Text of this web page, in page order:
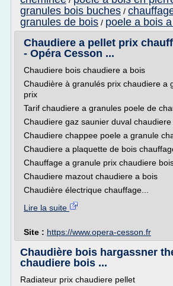
granules bois buches /
granules de bois / poele a bois
Chaudiere a pellet prix
- Opéra Cesson ...
Chaudiere bois chaudiere a bois
Chaudière à granulés prix chaudiere a
prix
Tarif chaudiere a granules poele de
Chaudiere gaz saunier duval
Chaudiere chappee poele a granule
Chaudiere a plaquette de bois
Chauffage a granule prix chaudiere
Chaudiere mazout chaudiere a bois
Chaudière électrique chauffage...
Lire la suite
Site : https://www.opera-cesson.fr
Chaudière bois hargassner
chaudiere bois ...
Radiateur prix chaudiere pellet